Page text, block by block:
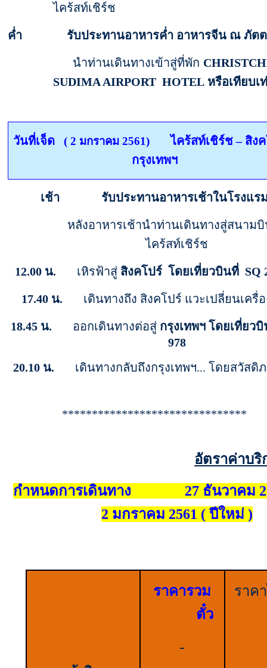
ไคร้สท์เชิร์ช
ค่ำ รับประทานอาหารค่ำ อาหารจีน ณ ภัตต
นำท่านเดินทางเข้าสู่ที่พัก
SUDIMA AIRPORT HOTELหรือเทียบเ
วันที่เจ็ด ( 2 มกราคม 2561) ไคร้สท์เชิร์ช–สิง
กรุงเทพฯ
เช้า รับประทานอาหารเช้าในโรงแร
หลังอาหารเช้านำท่านเดินทางสู่สนามบิน
ไคร้สท์เชิร์ช
12.00 น. เหิรฟ้าสู่ สิงคโปร์ โดยเที่ยวบินที่
17.40 น. เดินทางถึง สิงคโปร์ แวะเปลี่ยนเครื่
18.45น. ออกเดินทางต่อสู่ กรุงเทพฯ โดยเที่ยว
978
20.10 น. เดินทางกลับถึงกรุงเทพฯ... โดยสวัสดิ
*******************************
อัตราค่าบริ
กำหนดการเดินทาง 27 ธันวาคม
2 มกราคม 2561 ( ปีใหม่ )
ราคารวม
ตั๋ว
ราค